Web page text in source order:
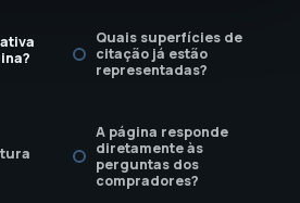
Quais superfícies de
citação já estão
representadas?
A página responde
diretamente às
perguntas dos
compradores?